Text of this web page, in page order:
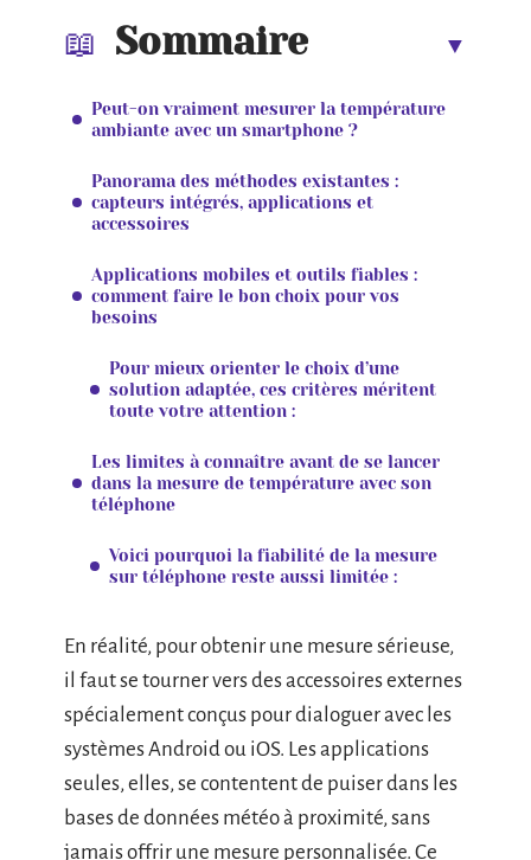
Sommaire
Peut-on vraiment mesurer la température
ambiante avec un smartphone ?
Panorama des méthodes existantes :
capteurs intégrés, applications et
accessoires
Applications mobiles et outils fiables :
comment faire le bon choix pour vos
besoins
Pour mieux orienter le choix d’une
solution adaptée, ces critères méritent
toute votre attention :
Les limites à connaître avant de se lancer
dans la mesure de température avec son
téléphone
Voici pourquoi la fiabilité de la mesure
sur téléphone reste aussi limitée :
En réalité, pour obtenir une mesure sérieuse,
il faut se tourner vers des accessoires externes
spécialement conçus pour dialoguer avec les
systèmes Android ou iOS. Les applications
seules, elles, se contentent de puiser dans les
bases de données météo à proximité, sans
jamais offrir une mesure personnalisée. Ce